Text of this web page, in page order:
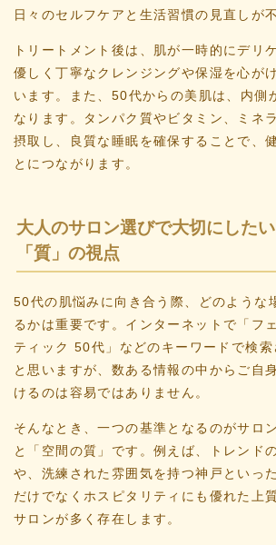
日々のセルフケアと生活習慣の見直しが
トリートメント後は、肌が一時的にデリ
優しく丁寧なクレンジングや保湿を心が
います。また、50代からの美肌は、内側
なります。タンパク質やビタミン、ミネ
摂取し、良質な睡眠を確保することで、
とにつながります。
大人のサロン選びで大切にした
「質」の視点
50代の肌悩みに向き合う際、どのような
るかは重要です。インターネットで「フ
ティック 50代」などのキーワードで検
と思いますが、数ある情報の中からご自
けるのは容易ではありません。
そんなとき、一つの基準となるのがサロ
と「空間の質」です。例えば、トレンド
や、洗練された雰囲気を持つ神戸といっ
だけでなくホスピタリティにも優れた上
サロンが多く存在します。